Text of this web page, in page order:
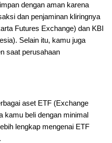
dengan aman karena
dan penjaminan kliringnya
Futures Exchange) dan KBI
Selain itu, kamu juga
saat perusahaan
aset ETF (Exchange
kamu beli dengan minimal
lengkap mengenai ETF